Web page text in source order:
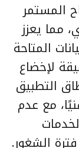
المستمر
مما يعزز
المتاحة
لإخضاع
التطبيق
مع عدم
الشغور.